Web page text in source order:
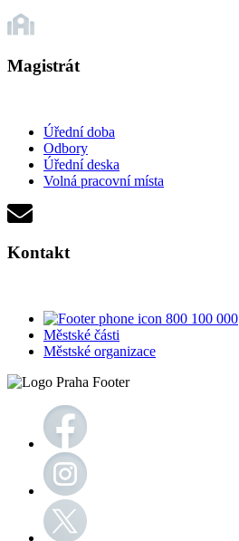
Magistrát
Úřední doba
Odbory
Úřední deska
Volná pracovní místa
Kontakt
800 100 000
Městské části
Městské organizace